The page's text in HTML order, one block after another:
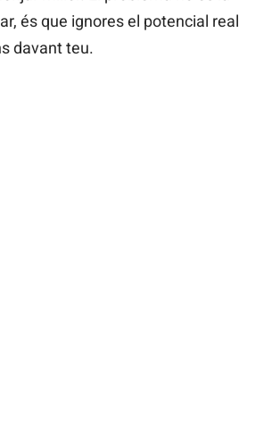
és que ignores el potencial real
davant teu.